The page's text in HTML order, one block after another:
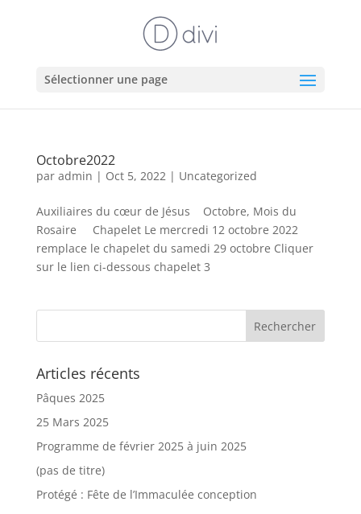
Sélectionner une page
Octobre2022
par admin | Oct 5, 2022| Uncategorized
Auxiliaires du cœur de Jésus Octobre, Mois du
Rosaire Chapelet Le mercredi 12 octobre 2022
remplace le chapelet du samedi 29 octobre Cliquer
sur le lien ci-dessous chapelet 3
Articles récents
Pâques 2025
25 Mars 2025
Programme de février 2025 à juin 2025
(pas de titre)
Protégé : Fête de l’Immaculée conception